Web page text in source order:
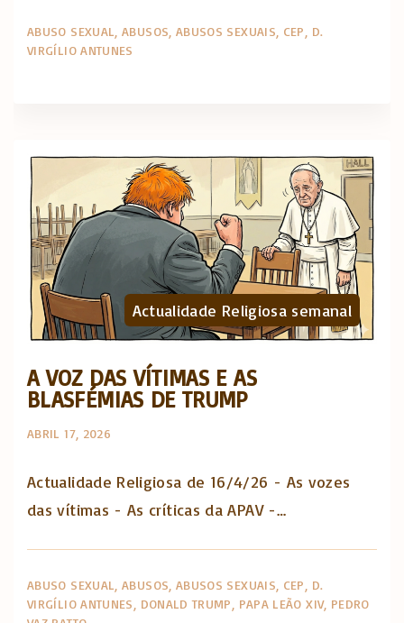
ABUSO SEXUAL ABUSOS ABUSOS SEXUAIS CEP
D.
VIRGÍLIO ANTUNES
Actualidade Religiosa semanal
A VOZ DAS VÍTIMAS E AS
BLASFÉMIAS DE TRUMP
ABRIL 17, 2026
Actualidade Religiosa de 16/4/26 - As vozes
das vítimas - As críticas da APAV -…
ABUSO SEXUAL ABUSOS ABUSOS SEXUAIS CEP
D.
VIRGÍLIO ANTUNES
DONALD TRUMP PAPA LEÃO XIV PEDRO